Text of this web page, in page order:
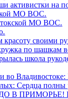
активистки на
МО ВОС.
МО ВОС.
красоту своими
по шашкам
школа
во
Сердца
В